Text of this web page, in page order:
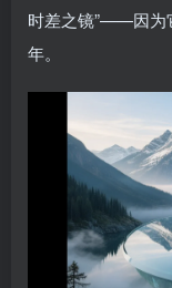
时差之镜”——因为
年。